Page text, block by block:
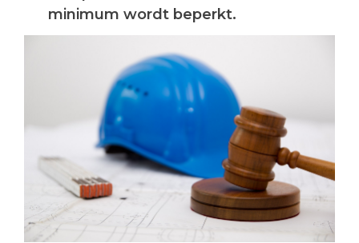
minimum wordt beperkt.